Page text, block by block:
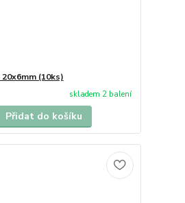
20x6mm (10ks)
skladem 2 balení
Přidat do košíku